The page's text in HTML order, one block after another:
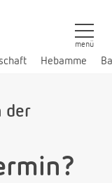
Hebamme
menü
der